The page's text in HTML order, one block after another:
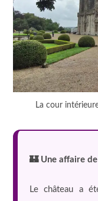
La cour
🏰 Une affaire
Le château a